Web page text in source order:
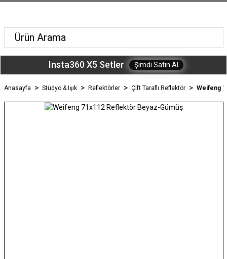
Insta360 X5 Setler Şimdi Satın Al
Anasayfa Stüdyo & Işık Reflektörler Çift Taraflı Reflektör Weifeng